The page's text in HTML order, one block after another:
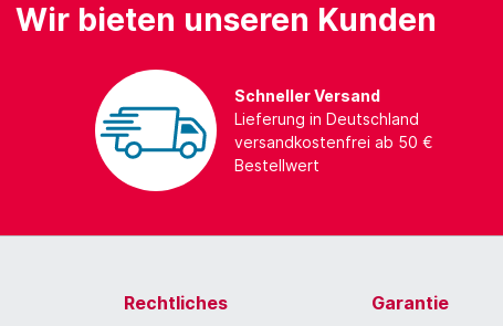
Wir bieten unseren Kunden
Schneller Versand
Lieferung in Deutschland
versandkostenfrei ab 50 €
Bestellwert
Rechtliches Garantie